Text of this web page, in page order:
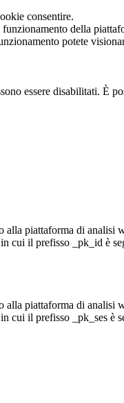
consentire.
della
potete
essere disabilitati. È
alla piattaforma di
cui il prefisso _pk_id è
alla piattaforma di
cui il prefisso _pk_ses è